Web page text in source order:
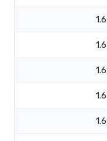
1.6
1.6
1.6
1.6
1.6